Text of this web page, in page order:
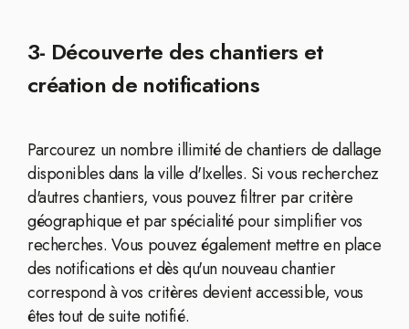
3- Découverte des chantiers et
création de notifications
Parcourez un nombre illimité de chantiers de dallage
disponibles dans la ville d'Ixelles. Si vous recherchez
d'autres chantiers, vous pouvez filtrer par critère
géographique et par spécialité pour simplifier vos
recherches. Vous pouvez également mettre en place
des notifications et dès qu'un nouveau chantier
correspond à vos critères devient accessible, vous
êtes tout de suite notifié.